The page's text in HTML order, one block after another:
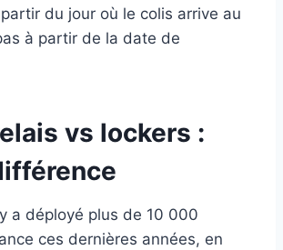
du jour où le colis arrive au
à partir de la date de
vs lockers :
a déployé plus de 10 000
ces dernières années, en